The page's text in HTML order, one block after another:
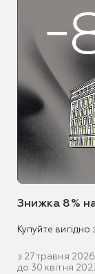
Знижка 8%
Купуйте
з 27 травня 2026
до 30 квітня